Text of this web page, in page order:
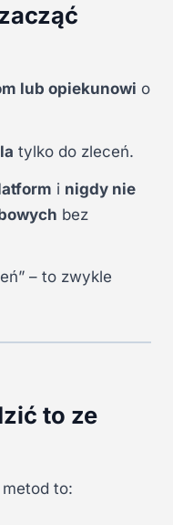
lub opiekunowi o
tylko do zleceń.
i nigdy nie
bez
– to zwykle
to ze
to: